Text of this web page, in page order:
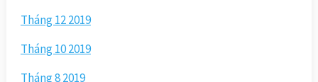
Tháng 12 2019
Tháng 10 2019
Tháng 8 2019